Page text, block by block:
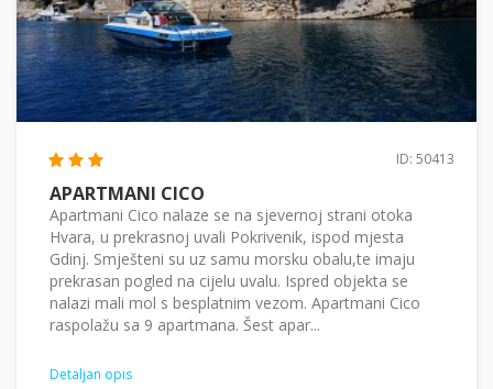
ID: 50413
APARTMANI CICO
Apartmani Cico nalaze se na sjevernoj strani otoka
Hvara, u prekrasnoj uvali Pokrivenik, ispod mjesta
Gdinj. Smješteni su uz samu morsku obalu,te imaju
prekrasan pogled na cijelu uvalu. Ispred objekta se
nalazi mali mol s besplatnim vezom. Apartmani Cico
raspolažu sa 9 apartmana. Šest apar...
Detaljan opis